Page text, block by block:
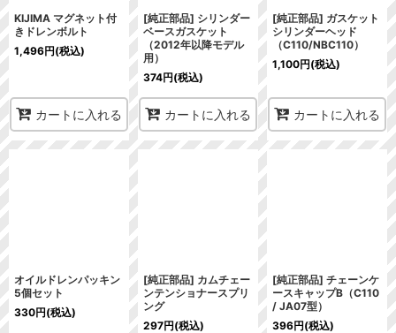
KIJIMA マグネット付
きドレンボルト
1,496円(税込)
カートに入れる
[純正部品] シリンダー
ベースガスケット
（2012年以降モデル
用）
374円(税込)
カートに入れる
[純正部品] ガスケット
シリンダーヘッド
（C110/NBC110）
1,100円(税込)
カートに入れる
オイルドレンパッキン
5個セット
330円(税込)
[純正部品] カムチェー
ンテンショナースプリ
ング
297円(税込)
[純正部品] チェーンケ
ースキャップB（C110
/ JA07型）
396円(税込)